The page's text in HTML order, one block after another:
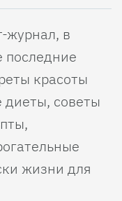
журнал, в
красоты
советы
жизни для